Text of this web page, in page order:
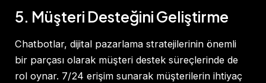
5. Müşteri Desteğini Geliştirme
Chatbotlar, dijital pazarlama stratejilerinin önemli
bir parçası olarak müşteri destek süreçlerinde de
rol oynar. 7/24 erişim sunarak müşterilerin ihtiyaç